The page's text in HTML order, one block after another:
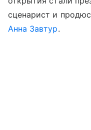
сценарист и
Анна Завтур.